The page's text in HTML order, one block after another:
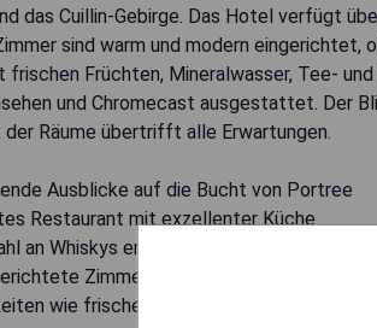
das Cuillin-Gebirge. Das Hotel verfügt
sind warm und modern
frischen Früchten, Mineralwasser, Tee-
und Chromecast ausgestattet. Der
Räume übertrifft alle Erwartungen.
Ausblicke auf die Bucht von Portree
Restaurant mit exzellenter Küche
an Whiskys erhältlich
Zimmer mit traditionellem Flair
wie frisches Obst und Smart-TV in